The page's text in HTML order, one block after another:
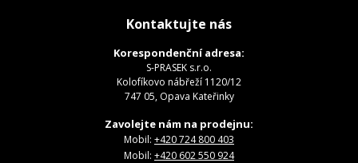
Kontaktujte nás
Korespondenční adresa:
S-PRASEK s.r.o.
Kolofíkovo nábřeží 1120/12
747 05, Opava Kateřinky
Zavolejte nám na prodejnu:
Mobil: +420 724 800 403
Mobil: +420 602 550 924